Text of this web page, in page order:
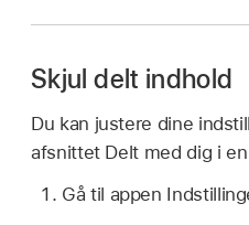
Skjul delt indhold
Du kan justere dine
afsnittet Delt med dig i
Gå til appen